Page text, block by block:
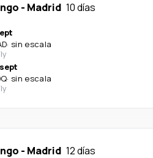
- Madrid 10 días
· sin escala
· sin escala
- Madrid 12 días